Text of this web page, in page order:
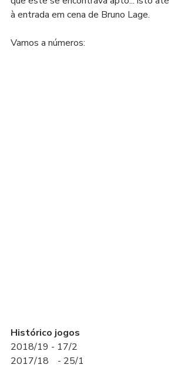
à entrada em cena de Bruno Lage.
Vamos a números:
Histórico jogos
2018/19 - 17/2
2017/18	- 25/1